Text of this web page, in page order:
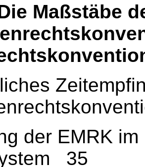
Maßstäbe
der EMRK
35